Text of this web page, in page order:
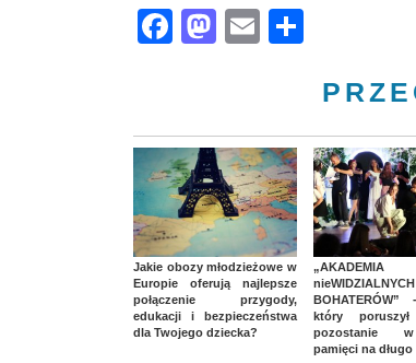
Facebook
Mastodon
Email
Jakie obozy młodzieżowe w
Europie oferują najlepsze
połączenie przygody,
edukacji i bezpieczeństwa
dla Twojego dziecka?
„AKADEMIA
nieWIDZIALNYCH
który
pozostanie
pamięci na długo